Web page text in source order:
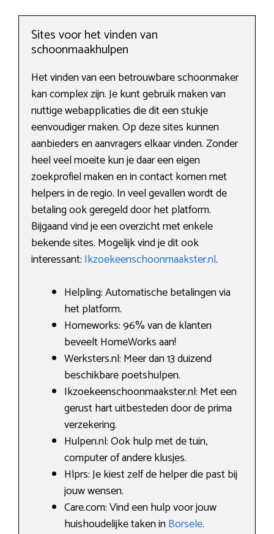
Sites voor het vinden van
schoonmaakhulpen
Het vinden van een betrouwbare schoonmaker
kan complex zijn. Je kunt gebruik maken van
nuttige webapplicaties die dit een stukje
eenvoudiger maken. Op deze sites kunnen
aanbieders en aanvragers elkaar vinden. Zonder
heel veel moeite kun je daar een eigen
zoekprofiel maken en in contact komen met
helpers in de regio. In veel gevallen wordt de
betaling ook geregeld door het platform.
Bijgaand vind je een overzicht met enkele
bekende sites. Mogelijk vind je dit ook
interessant: Ikzoekeenschoonmaakster.nl.
Helpling: Automatische betalingen via
het platform.
Homeworks: 96% van de klanten
beveelt HomeWorks aan!
Werksters.nl: Meer dan 13 duizend
beschikbare poetshulpen.
Ikzoekeenschoonmaakster.nl: Met een
gerust hart uitbesteden door de prima
verzekering.
Hulpen.nl: Ook hulp met de tuin,
computer of andere klusjes.
Hlprs: Je kiest zelf de helper die past bij
jouw wensen.
Care.com: Vind een hulp voor jouw
huishoudelijke taken inBorsele.